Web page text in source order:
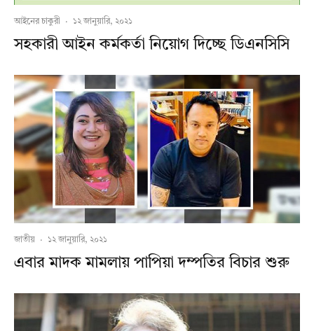
আইনের চাকুরী · ১২ জানুয়ারি, ২০২১
সহকারী আইন কর্মকর্তা নিয়োগ দিচ্ছে ডিএনসিসি
জাতীয় · ১২ জানুয়ারি, ২০২১
এবার মাদক মামলায় পাপিয়া দম্পতির বিচার শুরু